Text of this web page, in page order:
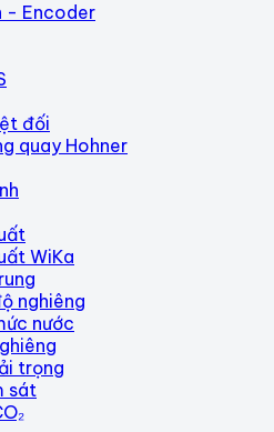
- Encoder
đối
quay Hohner
WiKa
nghiêng
nước
trọng
sát